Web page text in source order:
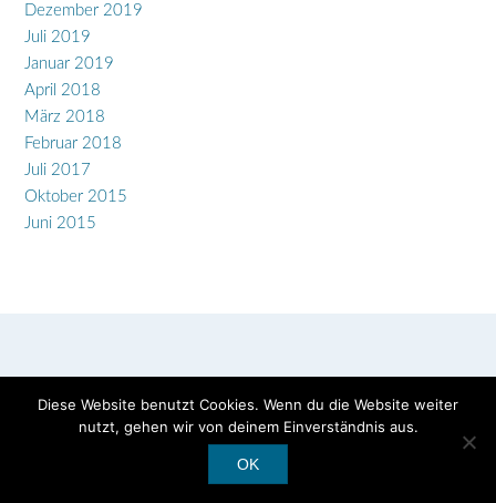
Dezember 2019
Juli 2019
Januar 2019
April 2018
März 2018
Februar 2018
Juli 2017
Oktober 2015
Juni 2015
Copyright © 2026 Marja-Leena Varpio
Diese Website benutzt Cookies. Wenn du die Website weiter
nutzt, gehen wir von deinem Einverständnis aus.
OK